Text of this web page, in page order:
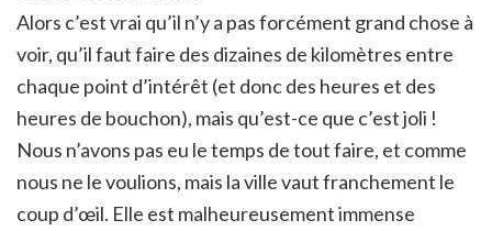
Alors c’est vrai qu’il n’y a pas forcément grand chose à
voir, qu’il faut faire des dizaines de kilomètres entre
chaque point d’intérêt (et donc des heures et des
heures de bouchon), mais qu’est-ce que c’est joli !
Nous n’avons pas eu le temps de tout faire, et comme
nous ne le voulions, mais la ville vaut franchement le
coup d’œil. Elle est malheureusement immense